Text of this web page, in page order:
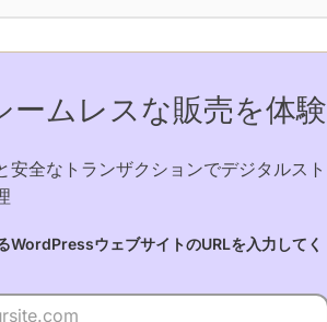
ームレスな販売を体験
安全なトランザクションでデジタルスト
WordPressウェブサイトのURLを入力してく